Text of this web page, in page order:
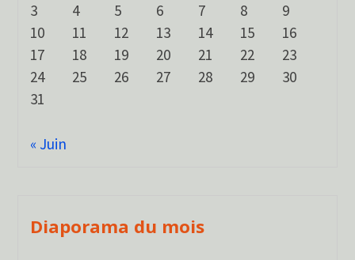
3
4 5 6 7 8
9
10
11 12 13 14 15
16
17
18 19 20 21 22
23
24
25 26 27 28 29
30
31
« Juin
Diaporama du mois